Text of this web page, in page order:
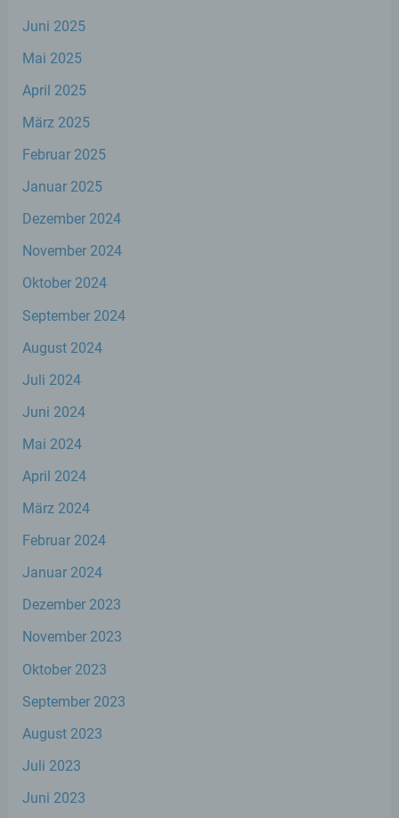
Juni 2025
Mai 2025
April 2025
März 2025
Februar 2025
Januar 2025
Dezember 2024
November 2024
Oktober 2024
September 2024
August 2024
Juli 2024
Juni 2024
Mai 2024
April 2024
März 2024
Februar 2024
Januar 2024
Dezember 2023
November 2023
Oktober 2023
September 2023
August 2023
Juli 2023
Juni 2023
Verarbeitung personenbezogener Daten,
personenbezogenen Daten verwendet
werden, um bestimmte persönliche
Aspekte, die sich auf eine natürliche Person
beziehen, zu bewerten, insbesondere, um
Aspekte bezüglich Arbeitsleistung,
wirtschaftlicher Lage, Gesundheit,
Zuverlässigkeit, Verhalten, Aufenthaltsort
zu analysieren oder vorherzusagen.
Pseudonymisierung ist die Verarbeitung
Informationen nicht mehr einer spezifischen
betroffenen Person zugeordnet werden
können, sofern diese zusätzlichen
Informationen gesondert aufbewahrt
werden und technischen und
organisatorischen Maßnahmen unterliegen,
personenbezogenen Daten nicht einer
natürlichen Person zugewiesen werden.
g) Verantwortlicher oder für die
Verarbeitung Verantwortlicher
juristische Person, Behörde, Einrichtung
oder andere Stelle, die allein oder